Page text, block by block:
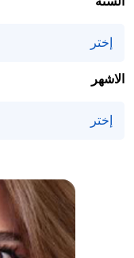
الاشهر